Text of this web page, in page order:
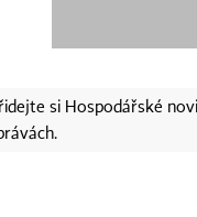
si Hospodářské